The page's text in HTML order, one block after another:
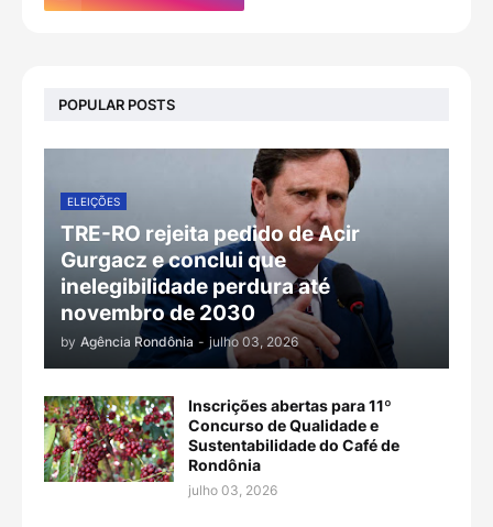
POPULAR POSTS
ELEIÇÕES
TRE-RO rejeita pedido de Acir
Gurgacz e conclui que
inelegibilidade perdura até
novembro de 2030
by Agência Rondônia - julho 03, 2026
Inscrições abertas para 11º
Concurso de Qualidade e
Sustentabilidade do Café de
Rondônia
julho 03, 2026